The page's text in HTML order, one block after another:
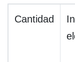
Cantidad